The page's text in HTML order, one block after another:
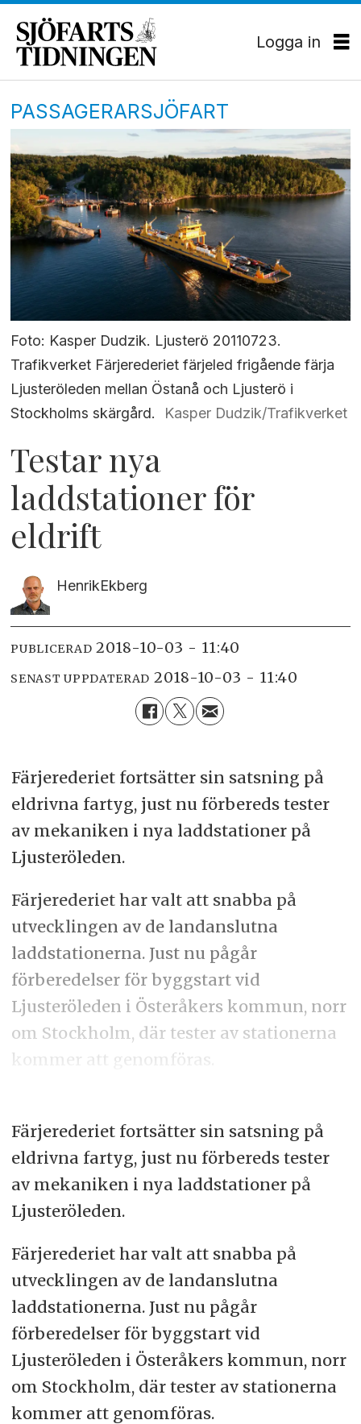
Logga in
PASSAGERARSJÖFART
Foto: Kasper Dudzik. Ljusterö 20110723.
Trafikverket Färjerederiet färjeled frigående färja
Ljusteröleden mellan Östanå och Ljusterö i
Stockholms skärgård.
Kasper Dudzik/Trafikverket
Testar nya
laddstationer för
eldrift
HenrikEkberg
PUBLICERAD 2018-10-03 - 11:40
SENAST UPPDATERAD 2018-10-03 - 11:40
Färjerederiet fortsätter sin satsning på
eldrivna fartyg, just nu förbereds tester
av mekaniken i nya laddstationer på
Ljusteröleden.
Färjerederiet har valt att snabba på
utvecklingen av de landanslutna
laddstationerna. Just nu pågår
förberedelser för byggstart vid
Ljusteröleden i Österåkers kommun, norr
om Stockholm, där tester av stationerna
kommer att genomföras.
Färjerederiet fortsätter sin satsning på
eldrivna fartyg, just nu förbereds tester
av mekaniken i nya laddstationer på
Ljusteröleden.
Färjerederiet har valt att snabba på
utvecklingen av de landanslutna
laddstationerna. Just nu pågår
förberedelser för byggstart vid
Ljusteröleden i Österåkers kommun, norr
om Stockholm, där tester av stationerna
kommer att genomföras.